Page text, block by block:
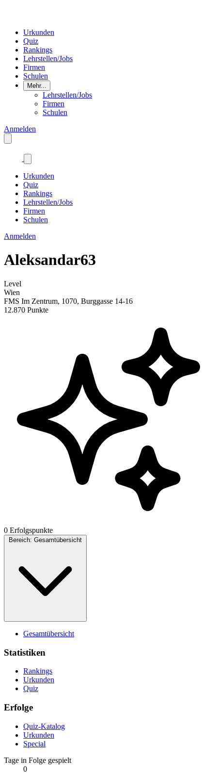
Urkunden
Quiz
Rankings
Lehrstellen/Jobs
Firmen
Schulen
Mehr...
Lehrstellen/Jobs
Firmen
Schulen
Anmelden
Urkunden
Quiz
Rankings
Lehrstellen/Jobs
Firmen
Schulen
Anmelden
Aleksandar63
Level
Wien
FMS Im Zentrum, 1070, Burggasse 14-16
12.870 Punkte
0 Erfolgspunkte
Bereich: Gesamtübersicht
Gesamtübersicht
Statistiken
Rankings
Urkunden
Quiz
Erfolge
Quiz-Katalog
Urkunden
Special
Tage in Folge gespielt
0